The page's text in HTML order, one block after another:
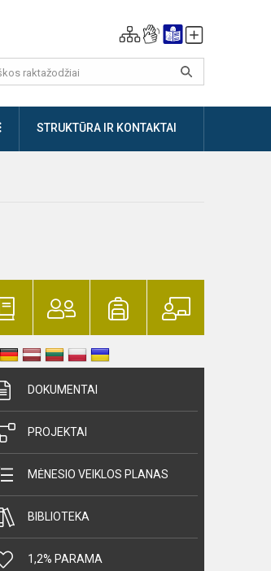
DAUGIAUSTRUKTŪRA IR KONTAKTAI
DOKUMENTAI
PROJEKTAI
MĖNESIO VEIKLOS PLANAS
BIBLIOTEKA
1,2% PARAMA